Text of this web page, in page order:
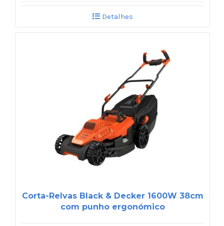
Detalhes
Corta-Relvas Black & Decker 1600W 38cm
com punho ergonómico